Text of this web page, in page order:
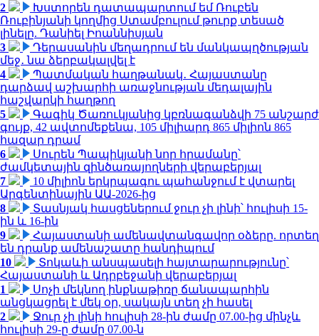
2
Խստորեն դատապարտում եմ Ռուբեն
Ռուբինյանի կողմից Ստամբուլում թուրք տեսած
լինելը. Դանիել Իոաննիսյան
3
Դերասանին մեղադրում են մանկապղծության
մեջ․ նա ձերբակալվել է
4
Պատմական հաղթանակ․ Հայաստանը
դարձավ աշխարհի առաջնության մեդալային
հաշվարկի հաղթող
5
Գագիկ Ծառուկյանից կբռնագանձվի 75 անշարժ
գույք, 42 ավտոմեքենա, 105 միլիարդ 865 միլիոն 865
հազար դրամ
6
Սուրեն Պապիկյանի նոր հրամանը՝
ժամկետային զինծառայողների վերաբերյալ
7
10 միլիոն երկրպագու պահանջում է վտարել
Արգենտինային ԱԱ-2026-ից
8
Տասնյակ հասցեներում ջուր չի լինի՝ հուլիսի 15-
ին և 16-ին
9
Հայաստանի ամենավտանգավոր օձերը. որտեղ
են դրանք ամենաշատը հանդիպում
10
Տոկաևի անսպասելի հայտարարությունը՝
Հայաստանի և Ադրբեջանի վերաբերյալ
1
Սոչի մեկնող ինքնաթիռը ճանապարհին
անցկացրել է մեկ օր, սակայն տեղ չի հասել
2
Ջուր չի լինի հուլիսի 28-ին ժամը 07.00-ից մինչև
հուլիսի 29-ը ժամը 07.00-ն